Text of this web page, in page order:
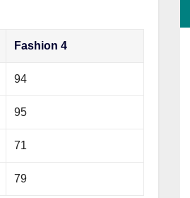
Fashion 4
94
95
71
79